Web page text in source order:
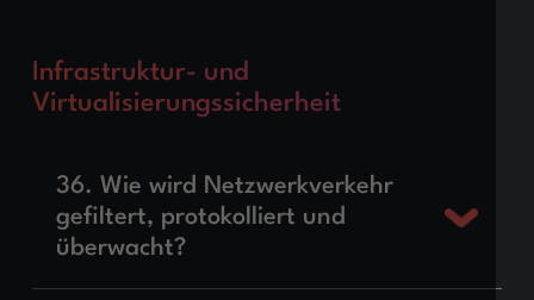
Infrastruktur- und
Virtualisierungssicherheit
36. Wie wird Netzwerkverkehr
gefiltert, protokolliert und
überwacht?